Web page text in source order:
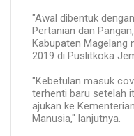
"Awal dibentuk
Pertanian dan
Kabupaten Magelang
2019 di Puslitkoka
"Kebetulan masuk
terhenti baru setelah
ajukan ke
Manusia," lanjutnya.